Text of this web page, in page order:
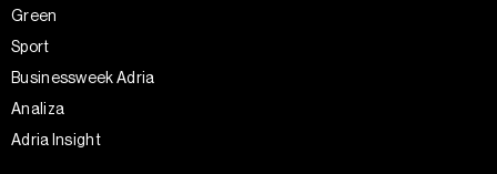
Green
Sport
Businessweek Adria
Analiza
Adria Insight